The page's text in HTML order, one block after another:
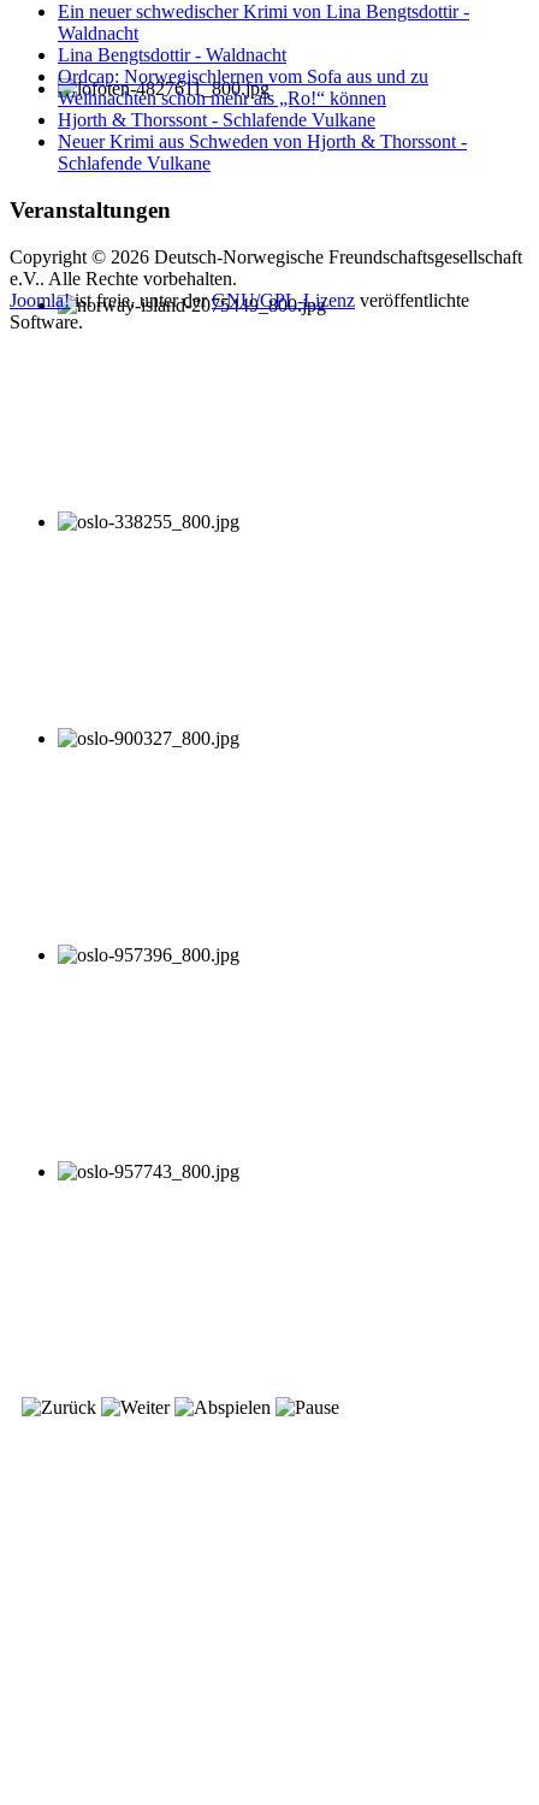
Ein neuer schwedischer Krimi von Lina Bengtsdottir -
Waldnacht
Lina Bengtsdottir - Waldnacht
Ordcap: Norwegischlernen vom Sofa aus und zu
Weihnachten schon mehr als „Ro!“ können
Hjorth & Thorssont - Schlafende Vulkane
Neuer Krimi aus Schweden von Hjorth & Thorssont -
Schlafende Vulkane
Veranstaltungen
Copyright © 2026 Deutsch-Norwegische Freundschaftsgesellschaft
e.V.. Alle Rechte vorbehalten.
Joomla!ist freie, unter derGNU/GPL-Lizenz veröffentlichte
Software.